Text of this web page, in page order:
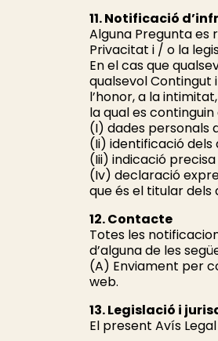
11. Notificació
Alguna Pregunta es
Privacitat i / o la
En el cas que
qualsevol Contingut
l’honor, a la
la qual es
(I) dades personals
(Ii) identificació
(Iii) indicació
(Iv) declaració
que és el titular
12. Contacte
Totes les
d’alguna de les
(A) Enviament per
web.
13. Legislació i
El present Avís